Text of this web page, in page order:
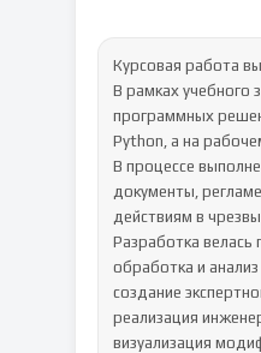
Курсовая работа
В рамках учебного
программных
Python, а на
В процессе
документы,
действиям в
Разработка
обработка и
создание
реализация
визуализация